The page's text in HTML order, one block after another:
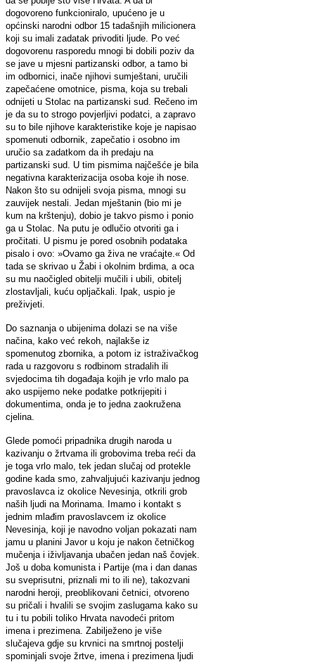
dogovoreno funkcioniralo, upućeno je u
općinski narodni odbor 15 tadašnjih milicionera
koji su imali zadatak privoditi ljude. Po već
dogovorenu rasporedu mnogi bi dobili poziv da
se jave u mjesni partizanski odbor, a tamo bi
im odbornici, inače njihovi sumještani, uručili
zapečaćene omotnice, pisma, koja su trebali
odnijeti u Stolac na partizanski sud. Rečeno im
je da su to strogo povjerljivi podatci, a zapravo
su to bile njihove karakteristike koje je napisao
spomenuti odbornik, zapečatio i osobno im
uručio sa zadatkom da ih predaju na
partizanski sud. U tim pismima najčešće je bila
negativna karakterizacija osoba koje ih nose.
Nakon što su odnijeli svoja pisma, mnogi su
zauvijek nestali. Jedan mještanin (bio mi je
kum na krštenju), dobio je takvo pismo i ponio
ga u Stolac. Na putu je odlučio otvoriti ga i
pročitati. U pismu je pored osobnih podataka
pisalo i ovo: »Ovamo ga živa ne vraćajte.« Od
tada se skrivao u Žabi i okolnim brdima, a oca
su mu naočigled obitelji mučili i ubili, obitelj
zlostavljali, kuću opljačkali. Ipak, uspio je
preživjeti.
Do saznanja o ubijenima dolazi se na više
načina, kako već rekoh, najlakše iz
spomenutog zbornika, a potom iz istraživačkog
rada u razgovoru s rodbinom stradalih ili
svjedocima tih događaja kojih je vrlo malo pa
ako uspijemo neke podatke potkrijepiti i
dokumentima, onda je to jedna zaokružena
cjelina.
Glede pomoći pripadnika drugih naroda u
kazivanju o žrtvama ili grobovima treba reći da
je toga vrlo malo, tek jedan slučaj od protekle
godine kada smo, zahvaljujući kazivanju jednog
pravoslavca iz okolice Nevesinja, otkrili grob
naših ljudi na Morinama. Imamo i kontakt s
jednim mlađim pravoslavcem iz okolice
Nevesinja, koji je navodno voljan pokazati nam
jamu u planini Javor u koju je nakon četničkog
mučenja i iživljavanja ubačen jedan naš čovjek.
Još u doba komunista i Partije (ma i dan danas
su sveprisutni, priznali mi to ili ne), takozvani
narodni heroji, preoblikovani četnici, otvoreno
su pričali i hvalili se svojim zaslugama kako su
tu i tu pobili toliko Hrvata navodeći pritom
imena i prezimena. Zabilježeno je više
slučajeva gdje su krvnici na smrtnoj postelji
spominjali svoje žrtve, imena i prezimena ljudi